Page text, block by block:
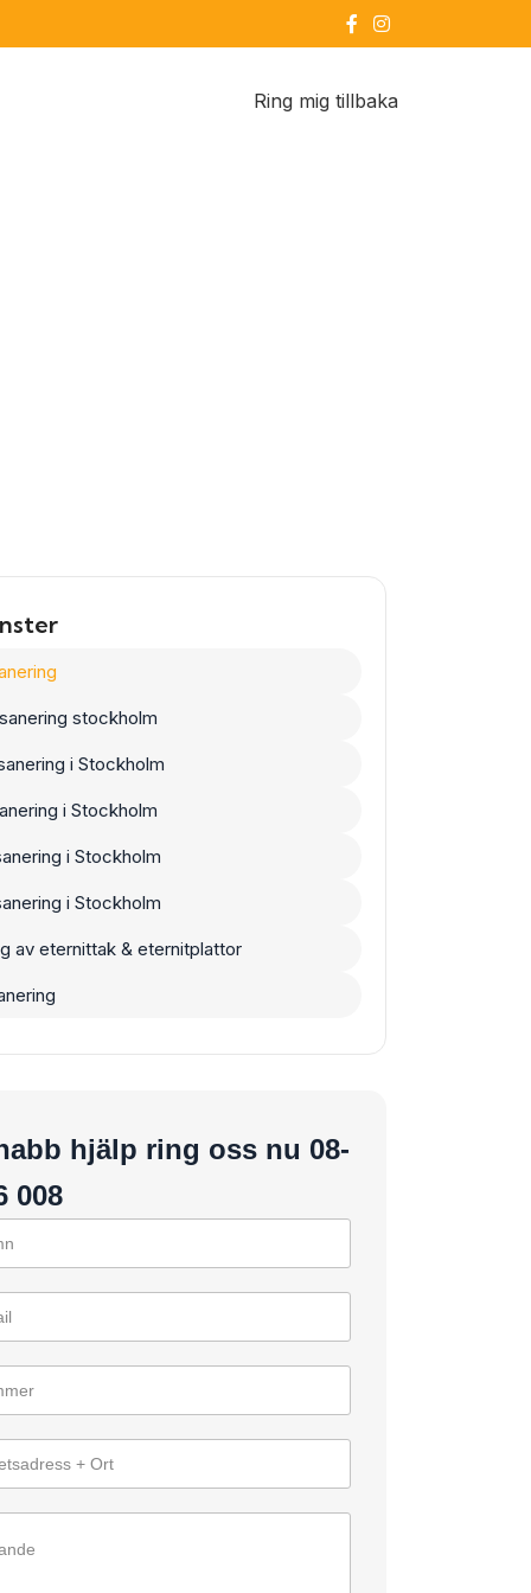
Ring mig tillbaka
stockholm
i Stockholm
i Stockholm
i Stockholm
i Stockholm
av eternittak & eternitplattor
hjälp ring oss nu 08-
008